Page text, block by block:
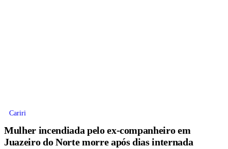
Cariri
Mulher incendiada pelo ex-companheiro em
Juazeiro do Norte morre após dias internada